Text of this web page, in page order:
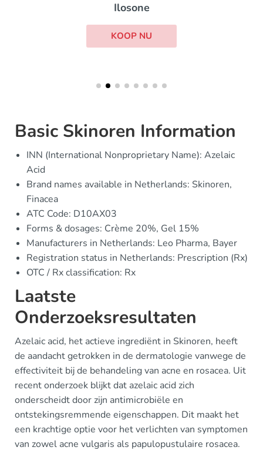
Ilosone
KOOP NU
Basic Skinoren Information
INN (International Nonproprietary Name): Azelaic
Acid
Brand names available in Netherlands: Skinoren,
Finacea
ATC Code: D10AX03
Forms & dosages: Crème 20%, Gel 15%
Manufacturers in Netherlands: Leo Pharma, Bayer
Registration status in Netherlands: Prescription (Rx)
OTC / Rx classification: Rx
Laatste
Onderzoeksresultaten
Azelaic acid, het actieve ingrediënt in Skinoren, heeft
de aandacht getrokken in de dermatologie vanwege de
effectiviteit bij de behandeling van acne en rosacea. Uit
recent onderzoek blijkt dat azelaic acid zich
onderscheidt door zijn antimicrobiële en
ontstekingsremmende eigenschappen. Dit maakt het
een krachtige optie voor het verlichten van symptomen
van zowel acne vulgaris als papulopustulaire rosacea.